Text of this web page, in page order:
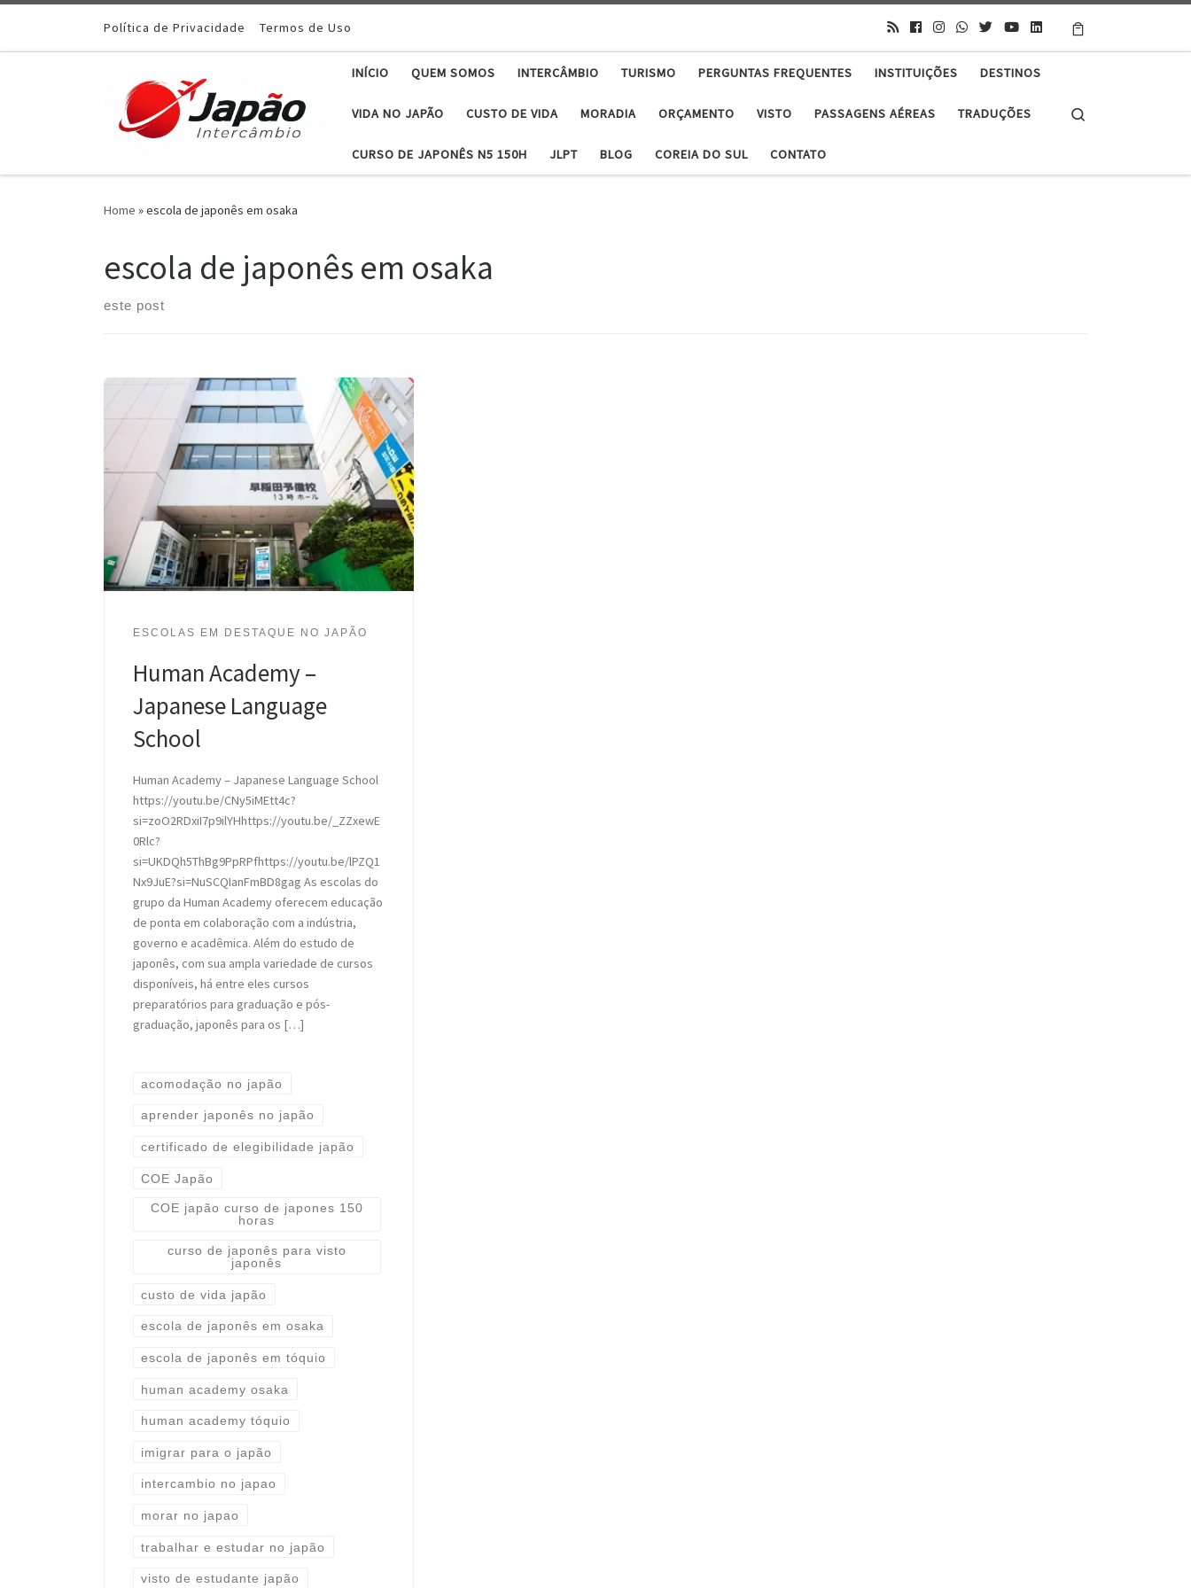
Política de Privacidade Termos de Uso
INÍCIO QUEM SOMOS INTERCÂMBIO TURISMO PERGUNTAS FREQUENTES INSTITUIÇÕES DESTINOS
VIDA NO JAPÃO CUSTO DE VIDA MORADIA ORÇAMENTO VISTO PASSAGENS AÉREAS TRADUÇÕES
CURSO DE JAPONÊS N5 150H JLPT BLOG COREIA DO SUL CONTATO
Home »escola de japonês em osaka
escola de japonês em osaka
este post
ESCOLAS EM DESTAQUE NO JAPÃO
Human Academy –
Japanese Language
School
Human Academy – Japanese Language School
https://youtu.be/CNy5iMEtt4c?
si=zoO2RDxiI7p9ilYHhttps://youtu.be/_ZZxewE
0Rlc?
si=UKDQh5ThBg9PpRPfhttps://youtu.be/lPZQ1
Nx9JuE?si=NuSCQIanFmBD8gag As escolas do
grupo da Human Academy oferecem educação
de ponta em colaboração com a indústria,
governo e acadêmica. Além do estudo de
japonês, com sua ampla variedade de cursos
disponíveis, há entre eles cursos
preparatórios para graduação e pós-
graduação, japonês para os […]
acomodação no japão
aprender japonês no japão
certificado de elegibilidade japão
COE Japão
COE japão curso de japones 150
horas
curso de japonês para visto
japonês
custo de vida japão
escola de japonês em osaka
escola de japonês em tóquio
human academy osaka
human academy tóquio
imigrar para o japão
intercambio no japao
morar no japao
trabalhar e estudar no japão
visto de estudante japão